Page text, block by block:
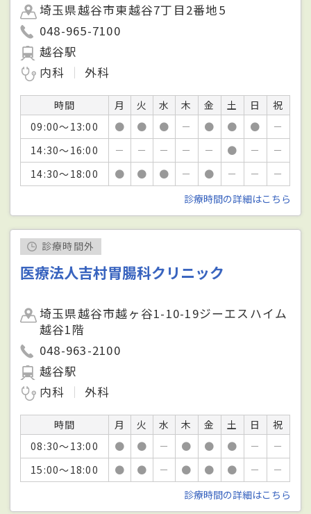
埼玉県越谷市東越谷7丁目2番地5
048-965-7100
越谷駅
内科
外科
時間 月 火 水 木 金 土 日
祝
09:00～13:00
● ● ● － ● ● ●
－
14:30～16:00
－ － － － － ● －
－
14:30～18:00
● ● ● － ● － －
－
診療時間の詳細はこちら
診療時間外
医療法人吉村胃腸科クリニック
埼玉県越谷市越ヶ谷1-10-19ジーエスハイム
越谷1階
048-963-2100
越谷駅
内科
外科
時間 月 火 水 木 金 土 日
祝
08:30～13:00
● ● － ● ● ● －
－
15:00～18:00
● ● － ● ● ● －
－
診療時間の詳細はこちら